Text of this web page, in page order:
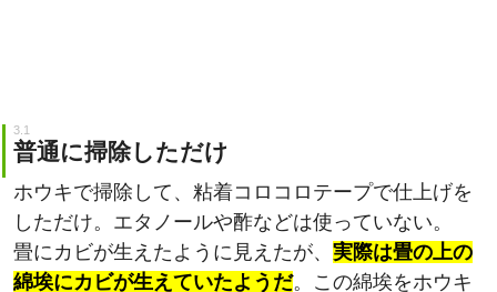
普通に掃除しただけ
ホウキで掃除して、粘着コロコロテープで仕上げを
しただけ。エタノールや酢などは使っていない。
畳にカビが生えたように見えたが、実際は畳の上の
綿埃にカビが生えていたようだ。この綿埃をホウキ
で掃くときれいに除去できた。